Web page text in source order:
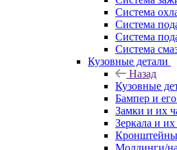
Система
Система
Система
Система
Кузовные детали
Назад
Кузовные
Бампер и
Замки и их
Зеркала и их
Кронштейны
Молдинги/